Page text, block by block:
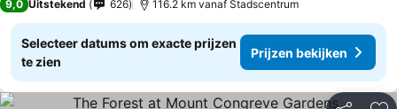
9,0 Uitstekend 626 116.2 km vanaf Stadscentrum
Selecteer datums om exacte prijzen
te zien
Prijzen bekijken